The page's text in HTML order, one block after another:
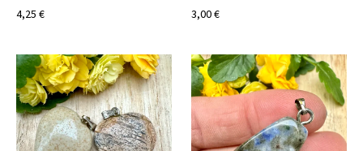
4,25 €
3,00 €